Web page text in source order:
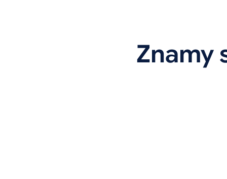
Znamy